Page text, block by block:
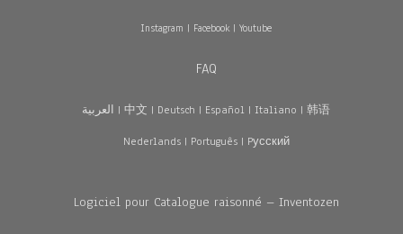
Instagram | Facebook| Youtube
FAQ
العربية | 中文 | Deutsch | Español | Italiano | 韩语
Nederlands| Português| Pусский
Logiciel pour Catalogue raisonné – Inventozen